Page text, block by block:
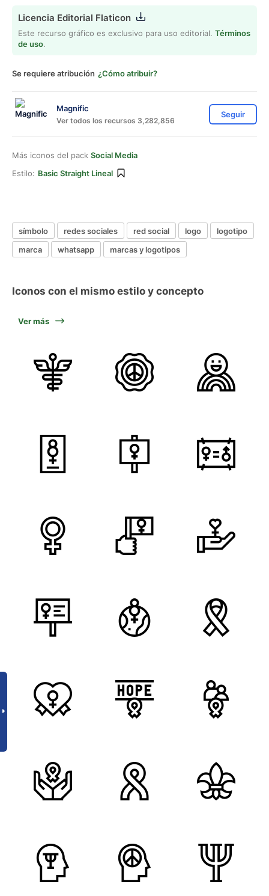
Licencia Editorial Flaticon
Este recurso gráfico es exclusivo para uso editorial. Términos
de uso.
Se requiere atribución ¿Cómo atribuir?
Magnific
Ver todos los recursos 3,282,856
Seguir
Más iconos del pack Social Media
Estilo: Basic Straight Lineal
símbolo redes sociales red social logo
logotipo
marca
whatsapp marcas y logotipos
Iconos con el mismo estilo y concepto
Ver más